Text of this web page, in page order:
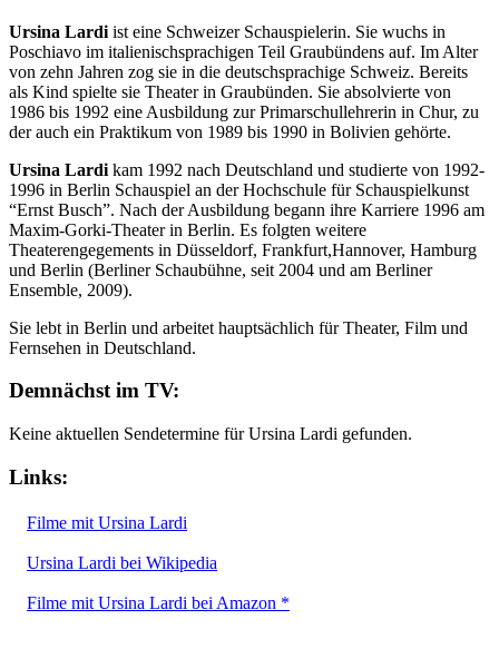
Ursina Lardi ist eine Schweizer Schauspielerin. Sie wuchs in
Poschiavo im italienischsprachigen Teil Graubündens auf. Im Alter
von zehn Jahren zog sie in die deutschsprachige Schweiz. Bereits
als Kind spielte sie Theater in Graubünden. Sie absolvierte von
1986 bis 1992 eine Ausbildung zur Primarschullehrerin in Chur, zu
der auch ein Praktikum von 1989 bis 1990 in Bolivien gehörte.
Ursina Lardi kam 1992 nach Deutschland und studierte von 1992-
1996 in Berlin Schauspiel an der Hochschule für Schauspielkunst
“Ernst Busch”. Nach der Ausbildung begann ihre Karriere 1996 am
Maxim-Gorki-Theater in Berlin. Es folgten weitere
Theaterengegements in Düsseldorf, Frankfurt,Hannover, Hamburg
und Berlin (Berliner Schaubühne, seit 2004 und am Berliner
Ensemble, 2009).
Sie lebt in Berlin und arbeitet hauptsächlich für Theater, Film und
Fernsehen in Deutschland.
Demnächst im TV:
Keine aktuellen Sendetermine für Ursina Lardi gefunden.
Links:
Filme mit Ursina Lardi
Ursina Lardi bei Wikipedia
Filme mit Ursina Lardi bei Amazon *